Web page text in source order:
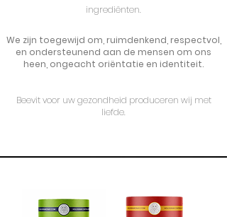
ingrediënten.
We zijn toegewijd om, ruimdenkend, respectvol,
en ondersteunend aan de mensen om ons
heen, ongeacht oriëntatie en identiteit.
Beevit voor uw gezondheid produceren wij met
liefde.